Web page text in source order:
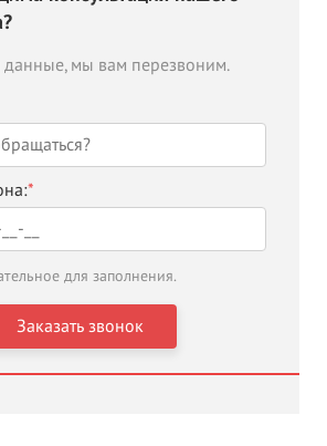
данные, мы вам перезвоним.
*
для заполнения.